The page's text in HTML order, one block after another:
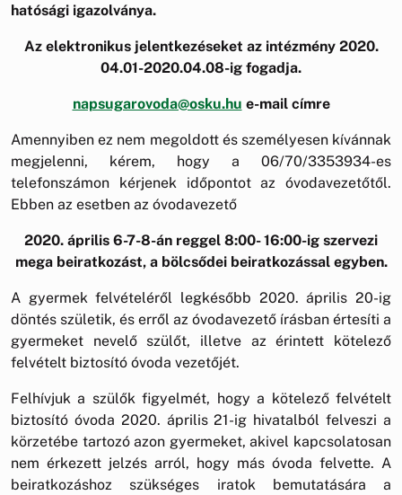
hatósági igazolványa.
Az elektronikus jelentkezéseket az intézmény 2020.
04.01-2020.04.08-ig fogadja.
napsugarovoda@osku.hu e-mail címre
Amennyiben ez nem megoldott és személyesen kívánnak
megjelenni, kérem, hogy a 06/70/3353934-es
telefonszámon kérjenek időpontot az óvodavezetőtől.
Ebben az esetben az óvodavezető
2020. április 6-7-8-án reggel 8:00- 16:00-ig szervezi
mega beiratkozást, a bölcsődei beiratkozással egyben.
A gyermek felvételéről legkésőbb 2020. április 20-ig
döntés születik, és erről az óvodavezető írásban értesíti a
gyermeket nevelő szülőt, illetve az érintett kötelező
felvételt biztosító óvoda vezetőjét.
Felhívjuk a szülők figyelmét, hogy a kötelező felvételt
biztosító óvoda 2020. április 21-ig hivatalból felveszi a
körzetébe tartozó azon gyermeket, akivel kapcsolatosan
nem érkezett jelzés arról, hogy más óvoda felvette. A
beiratkozáshoz szükséges iratok bemutatására a